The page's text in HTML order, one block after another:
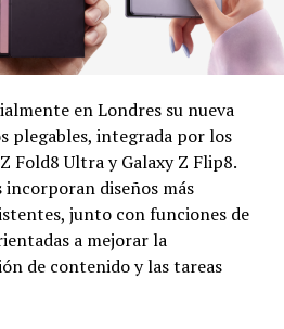
en Londres su nueva
plegables, integrada por los
Fold8 Ultra y Galaxy Z Flip8.
diseños más
junto con funciones de
a mejorar la
de contenido y las tareas